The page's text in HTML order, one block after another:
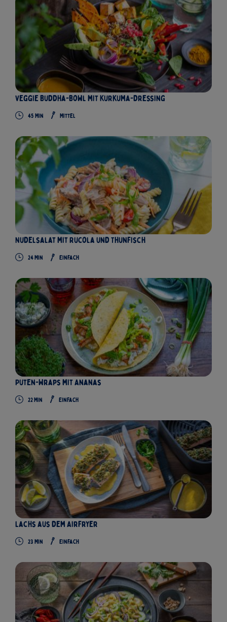
Veggie Buddha-Bowl mit Kurkuma-Dressing
45Min Mittel
Nudelsalat mit Rucola und Thunfisch
24Min Einfach
Puten-Wraps mit Ananas
22Min Einfach
Lachs aus dem Airfryer
23Min Einfach